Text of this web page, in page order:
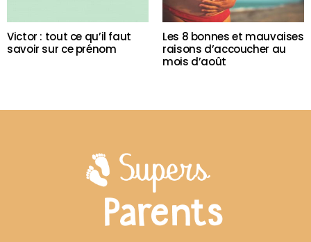
Victor : tout ce qu’il faut
savoir sur ce prénom
Les 8 bonnes et mauvaises
raisons d’accoucher au
mois d’août